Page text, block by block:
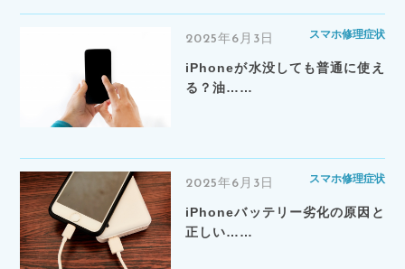
2025年6月3日 スマホ修理症状
iPhoneが水没しても普通に使え
る？油……
2025年6月3日 スマホ修理症状
iPhoneバッテリー劣化の原因と
正しい……